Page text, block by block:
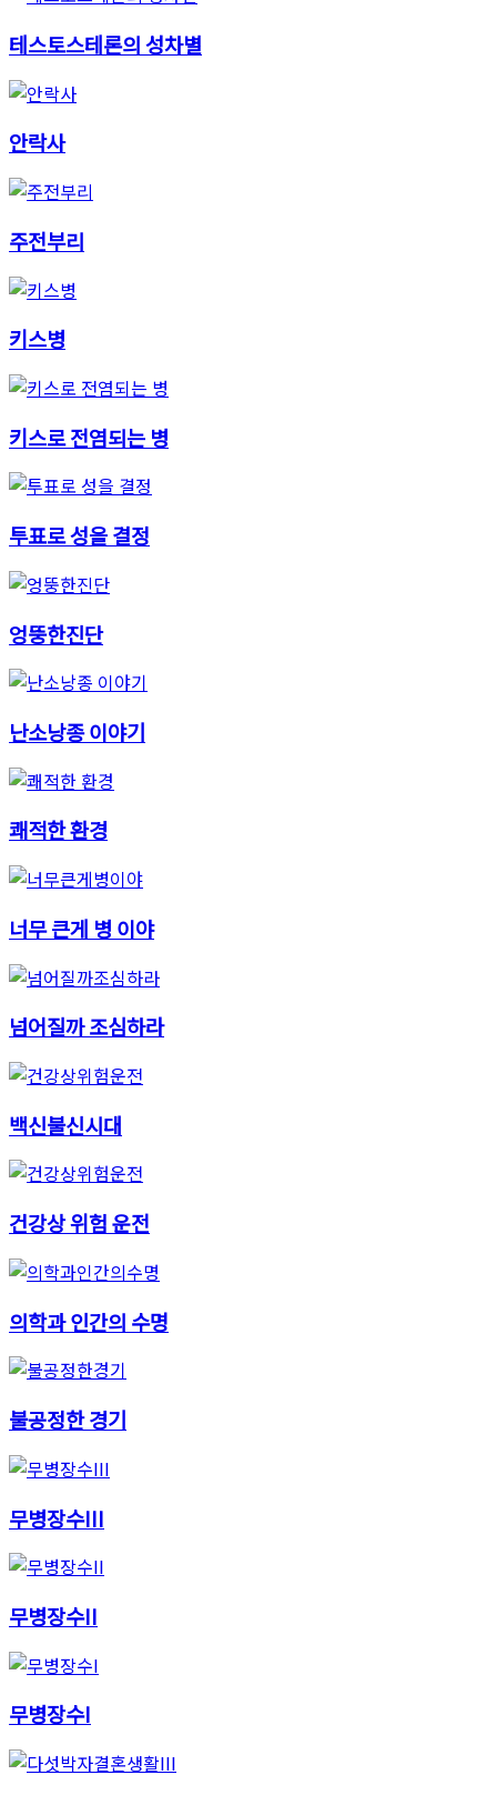
테스토스테론의 성차별
안락사
주전부리
키스병
키스로 전염되는 병
투표로 성을 결정
엉뚱한진단
난소낭종 이야기
쾌적한 환경
너무 큰게 병 이야
넘어질까 조심하라
백신불신시대
건강상 위험 운전
의학과 인간의 수명
불공정한 경기
무병장수III
무병장수II
무병장수I